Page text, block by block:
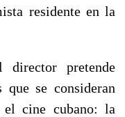
residente en la
director pretende
se consideran
el cine cubano: la